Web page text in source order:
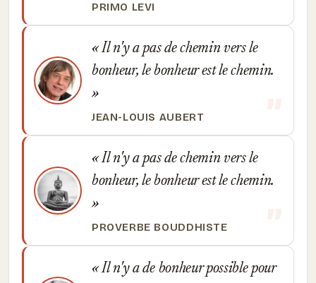
PRIMO LEVI
Il n'y a pas de chemin vers le
bonheur, le bonheur est le chemin.
JEAN-LOUIS AUBERT
Il n'y a pas de chemin vers le
bonheur, le bonheur est le chemin.
PROVERBE BOUDDHISTE
Il n'y a de bonheur possible pour